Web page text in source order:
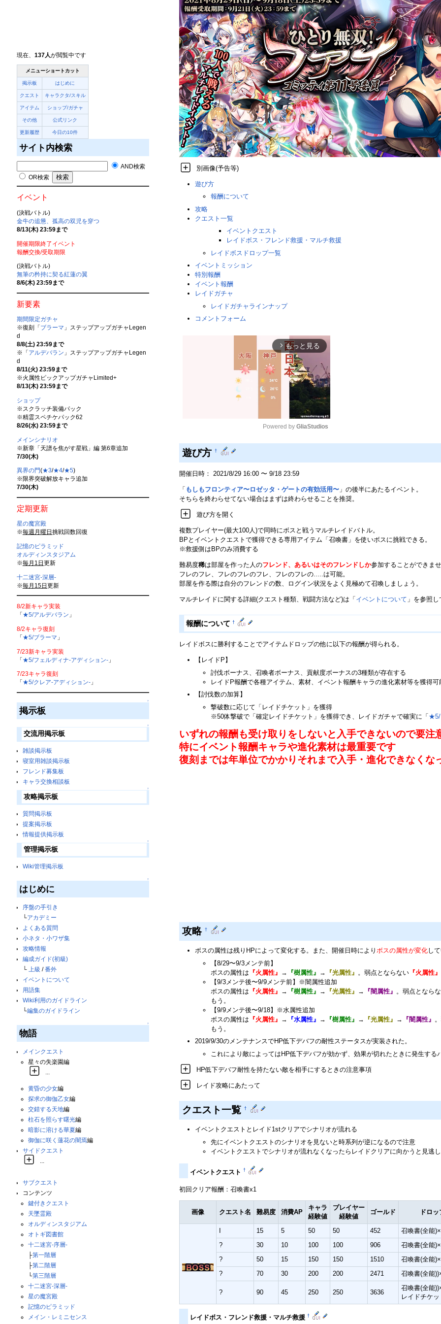
現在、 137人が閲覧中です
メニューショートカット
掲示板 はじめに
クエスト キャラクタ/スキル
アイテム ショップ/ガチャ
その他 公式リンク
更新履歴 今日の10件
サイト内検索
AND検索
OR検索
イベント
(決戦バトル)
金牛の追憊、孤高の双児を穿つ
8/13(木) 23:59まで
開催期限終了イベント
報酬交換/受取期限
(決戦バトル)
無筆の矜持に契る紅蓮の翼
8/6(木) 23:59まで
新要素
期間限定ガチャ
※復刻「 ブラーマ 」ステップアップガチャLegen
d
8/8(土) 23:59まで
※「 アルデバラン 」ステップアップガチャLegen
d
8/11(火) 23:59まで
※火属性ピックアップガチャLimited+
8/13(木) 23:59まで
ショップ
※スクラッチ装備パック
※精霊スペチケパック62
8/26(水) 23:59まで
メインシナリオ
※新章「天譜を焦がす星戦」編 第6章追加
7/30(木)
異界の門(★3/★4/★5)
※限界突破解放キャラ追加
7/30(木)
定期更新
星の魔宮殿
※毎週月曜日 挑戦回数回復
記憶のピラミッド
オルディンスタジアム
※毎月1日 更新
十二迷宮-深層-
※毎月15日更新
8/2新キャラ実装
「 ★5/アルデバラン 」
8/2キャラ復刻
「★5/ブラーマ 」
7/23新キャラ実装
「★5/フェルディナ-アディション-」
7/23キャラ復刻
「 ★5/クレア-アディション-」
↑
掲示板
↑
交流用掲示板
雑談掲示板
寝室用雑談掲示板
フレンド募集板
キャラ交換相談板
↑
攻略掲示板
質問掲示板
提案掲示板
情報提供掲示板
↑
管理掲示板
Wiki管理掲示板
↑
はじめに
序盤の手引き
└アカデミー
よくある質問
小ネタ・小ワザ集
攻略情報
編成ガイド(初級)
└
上級 /番外
イベントについて
用語集
Wiki利用のガイドライン
└編集のガイドライン
↑
物語
メインクエスト
星々の失楽園編
黄昏の少女編
探求の御伽乙女編
交錯する天地編
柱石を照らす曙光編
暗影に溶ける華夏編
御伽に咲く蓮花の闇焉編
サイドクエスト
サブクエスト
コンテンツ
鍵付きクエスト
天墜霊殿
オルディンスタジアム
オトギ図書館
十二迷宮-序層-
├第一階層
├第二階層
└第三階層
十二迷宮-深層-
星の魔宮殿
記憶のピラミッド
メイン・レミニセンス
別画像(予告等)
遊び方
報酬について
攻略
クエスト一覧
イベントクエスト
レイドボス・フレンド救援・マルチ救援
レイドボスドロップ一覧
イベントミッション
特別報酬
イベント報酬
レイドガチャ
レイドガチャラインナップ
コメントフォーム
arrow_forward_ios もっと見る
Powered by GliaStudios
遊び方 †
開催日時： 2021/8/29 16:00 〜 9/18 23:59
「 もしもフロンティア〜ロゼッタ・ゲートの有効活用〜」の後半にあたるイベント。
そちらを終わらせてない場合はまずは終わらせることを推奨。
遊び方を開く
複数プレイヤー(最大100人)で同時にボスと戦うマルチレイドバトル。
BPとイベントクエストで獲得できる専用アイテム「召喚書」を使いボスに挑戦できる。
※救援側はBPのみ消費する
難易度稀は部屋を作った人のフレンド、あるいはそのフレンドしか参加することができませ
フレのフレ、フレのフレのフレ、フレのフレの.....は可能。
部屋を作る際は自分のフレンドの数、ログイン状況をよく見極めて召喚しましょう。
マルチレイドに関する詳細(クエスト種類、戦闘方法など)は「イベントについて 」を参照し
報酬について†
レイドボスに勝利することでアイテムドロップの他に以下の報酬が得られる。
【レイドP】
討伐ボーナス、召喚者ボーナス、貢献度ボーナスの3種類が存在する
レイドP報酬で各種アイテム、素材、イベント報酬キャラの進化素材等を獲得可
【討伐数の加算】
撃破数に応じて「レイドチケット」を獲得
※50体撃破で「確定レイドチケット」を獲得でき、レイドガチャで確実に「★5/
いずれの報酬も受け取りをしないと入手できないので要注
特にイベント報酬キャラや進化素材は最重要です
復刻までは年単位でかかりそれまで入手・進化できなくな
攻略 †
ボスの属性は残りHPによって変化する。また、開催日時により ボスの属性が変化して
【8/29〜9/3メンテ前】
ボスの属性は 『火属性』 → 『樹属性』 → 『光属性』 。弱点とならない『火属性』
【9/3メンテ後〜9/9メンテ前】※闇属性追加
ボスの属性は 『火属性』 → 『樹属性』 → 『光属性』 → 『闇属性』 。弱点となら
もう。
【9/9メンテ後〜9/18】※水属性追加
ボスの属性は 『火属性』 → 『水属性』 → 『樹属性』 → 『光属性』 → 『闇属性』
もう。
2019/9/30のメンテナンスでHP低下デバフの耐性ステータスが実装された。
これにより敵によってはHP低下デバフが効かず、効果が切れたときに発生する
HP低下デバフ耐性を持たない敵を相手にするときの注意事項
レイド攻略にあたって
クエスト一覧 †
イベントクエストとレイド1stクリアでシナリオが流れる
先にイベントクエストのシナリオを見ないと時系列が逆になるので注意
イベントクエストでシナリオが流れなくなったらレイドクリアに向かうと見逃
イベントクエスト †
初回クリア報酬：召喚書x1
画像 クエスト名 難易度 消費AP
キャラ
経験値
プレイヤー
経験値
ゴールド ドロッ
15 5 50 50 452
召喚書(全能
?
30 10 100 100 906
召喚書(全能
?
50 15 150 150 1510
召喚書(全能
?
70 30 200 200 2471 召喚書(全能
? 90 45 250 250 3636
召喚書(全能
レイドチケ
レイドボス・フレンド救援・マルチ救援 †